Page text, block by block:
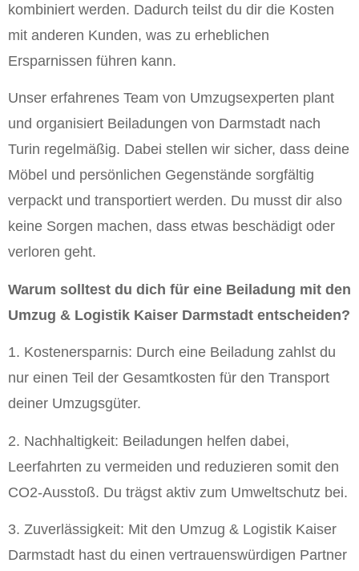
kombiniert werden. Dadurch teilst du dir die Kosten
mit anderen Kunden, was zu erheblichen
Ersparnissen führen kann.
Unser erfahrenes Team von Umzugsexperten plant
und organisiert Beiladungen von Darmstadt nach
Turin regelmäßig. Dabei stellen wir sicher, dass deine
Möbel und persönlichen Gegenstände sorgfältig
verpackt und transportiert werden. Du musst dir also
keine Sorgen machen, dass etwas beschädigt oder
verloren geht.
Warum solltest du dich für eine Beiladung mit den
Umzug & Logistik Kaiser Darmstadt entscheiden?
1. Kostenersparnis: Durch eine Beiladung zahlst du
nur einen Teil der Gesamtkosten für den Transport
deiner Umzugsgüter.
2. Nachhaltigkeit: Beiladungen helfen dabei,
Leerfahrten zu vermeiden und reduzieren somit den
CO2-Ausstoß. Du trägst aktiv zum Umweltschutz bei.
3. Zuverlässigkeit: Mit den Umzug & Logistik Kaiser
Darmstadt hast du einen vertrauenswürdigen Partner